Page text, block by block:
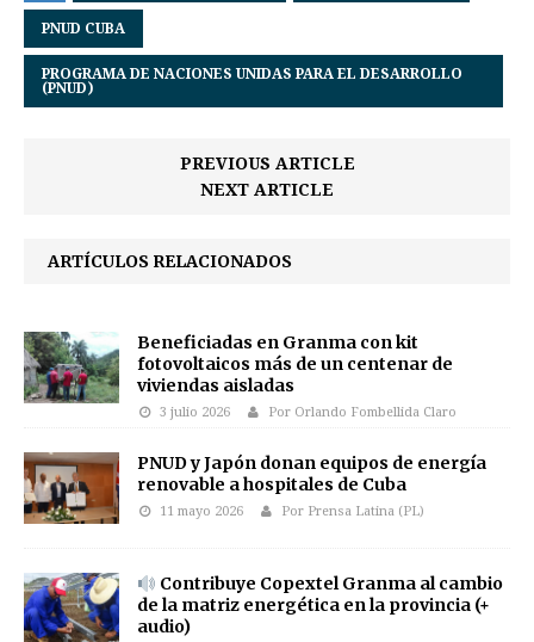
PNUD CUBA
PROGRAMA DE NACIONES UNIDAS PARA EL DESARROLLO
(PNUD)
PREVIOUS ARTICLE
NEXT ARTICLE
ARTÍCULOS RELACIONADOS
Beneficiadas en Granma con kit
fotovoltaicos más de un centenar de
viviendas aisladas
3 julio 2026 Por Orlando Fombellida Claro
PNUD y Japón donan equipos de energía
renovable a hospitales de Cuba
11 mayo 2026 Por Prensa Latina (PL)
Contribuye Copextel Granma al cambio
de la matriz energética en la provincia (+
audio)